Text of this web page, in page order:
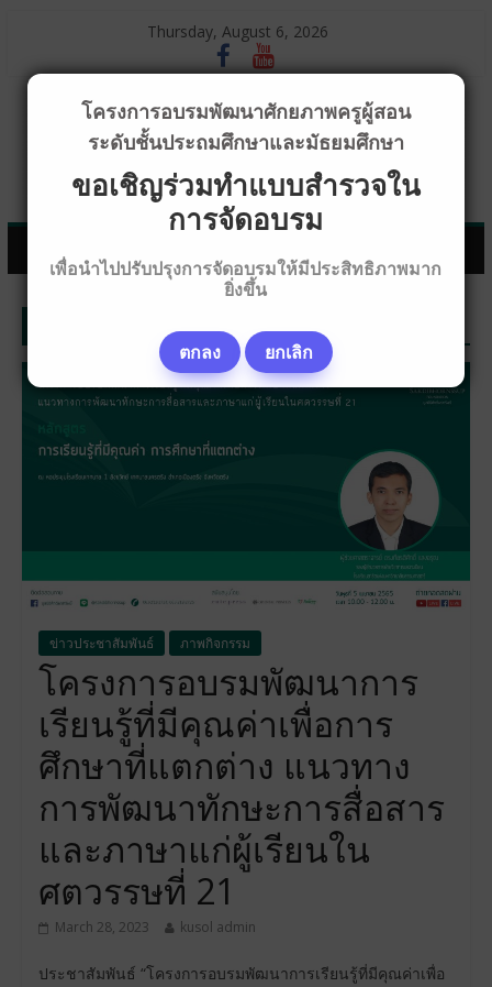
Thursday, August 6, 2026
ข่าวประชาสัมพันธ์ ภาพกิจกรรม
โครงการอบรมพัฒนาการ
เรียนรู้ที่มีคุณค่าเพื่อการ
ศึกษาที่แตกต่าง แนวทาง
การพัฒนาทักษะการสื่อสาร
และภาษาแก่ผู้เรียนใน
ศตวรรษที่ 21
March 28, 2023 kusol admin
ประชาสัมพันธ์ “โครงการอบรมพัฒนาการเรียนรู้ที่มีคุณค่าเพื่อ
โครงการอบรมพัฒนาศักยภาพครูผู้สอน
ระดับชั้นประถมศึกษาและมัธยมศึกษา
ขอเชิญร่วมทำแบบสำรวจใน
การจัดอบรม
เพื่อนำไปปรับปรุงการจัดอบรมให้มีประสิทธิภาพมาก
ยิ่งขึ้น
ตกลง ยกเลิก